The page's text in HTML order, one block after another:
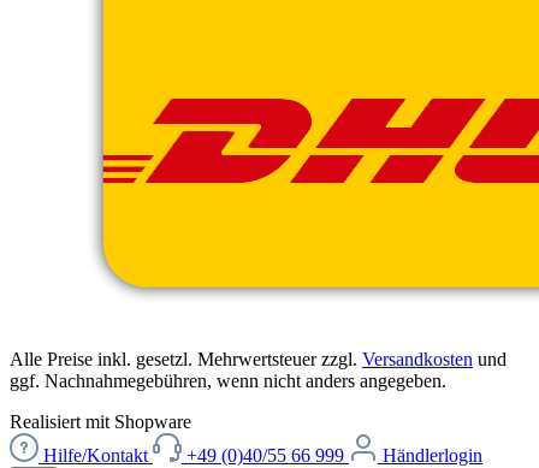
Alle Preise inkl. gesetzl. Mehrwertsteuer zzgl. Versandkosten und
ggf. Nachnahmegebühren, wenn nicht anders angegeben.
Realisiert mit Shopware
Hilfe/Kontakt
+49 (0)40/55 66 999 Händlerlogin